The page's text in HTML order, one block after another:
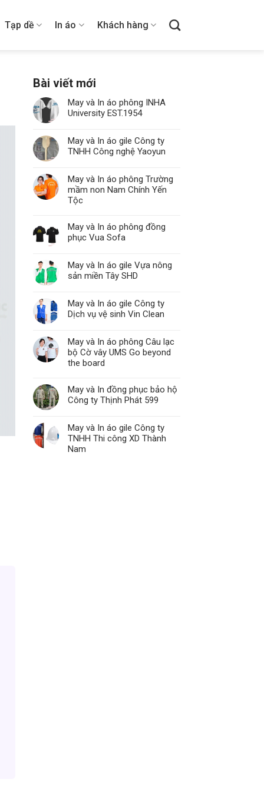
Tạp dề In áo Khách hàng
Bài viết mới
May và In áo phông INHA
University EST.1954
May và In áo gile Công ty
TNHH Công nghệ Yaoyun
May và In áo phông Trường
mầm non Nam Chính Yến
Tộc
May và In áo phông đồng
phục Vua Sofa
May và In áo gile Vựa nông
sản miền Tây SHD
May và In áo gile Công ty
Dịch vụ vệ sinh Vin Clean
May và In áo phông Câu lạc
bộ Cờ vây UMS Go beyond
the board
May và In đồng phục bảo hộ
Công ty Thịnh Phát 599
May và In áo gile Công ty
TNHH Thi công XD Thành
Nam